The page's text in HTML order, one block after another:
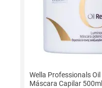
Wella Professionals
Máscara Capilar 500ml